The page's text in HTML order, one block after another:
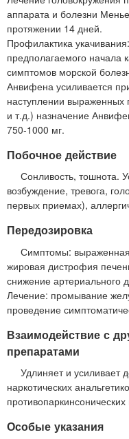
аппарата и болезни
протяжении 14 дней.
Профилактика
предполагаемого начала
симптомов морской
Анвифена усиливается
наступлении выраженных
и т.д.) назначение
750-1000 мг.
Побочное действие
Сонливость, тошнота.
возбуждение, тревога,
первых приемах),
Передозировка
Симптомы: выраженная
жировая дистрофия
снижение артериального
Лечение: промывание
проведение
Взаимодействие с
препаратами
Удлиняет и усиливает
наркотических
Особые указания